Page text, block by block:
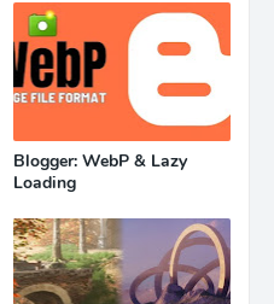
Blogger: WebP & Lazy
Loading